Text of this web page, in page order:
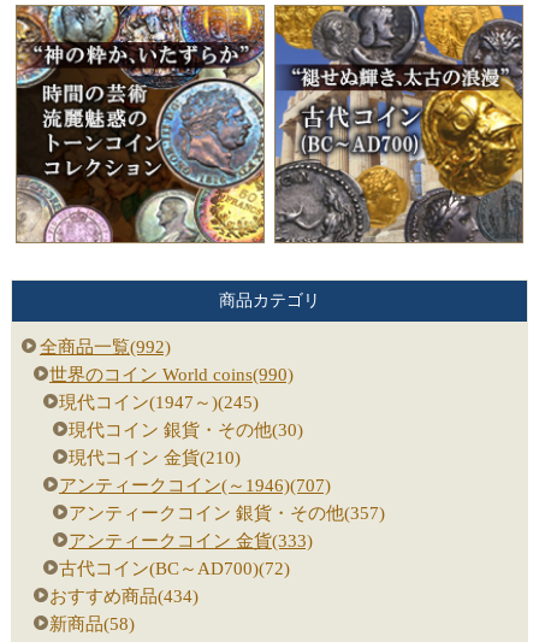
商品カテゴリ
全商品一覧(992)
世界のコイン World coins(990)
現代コイン(1947～)(245)
現代コイン 銀貨・その他(30)
現代コイン 金貨(210)
アンティークコイン(～1946)(707)
アンティークコイン 銀貨・その他(357)
アンティークコイン 金貨(333)
古代コイン(BC～AD700)(72)
おすすめ商品(434)
新商品(58)